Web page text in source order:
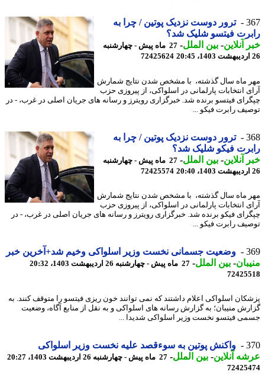
ترور دوست نزدیک پوتین / چرا به
فیتسو شلیک شد؟
آنلاین-بین الملل-
27 ماه پیش - چهارشنبه
72425624
ماه سال گذشته، با مشخص شدن نتایج شمارش
انتخابات پارلمانی در اسلواکی، از پیروزی حزب
فیتسو برنده شد. خبرگزاری رویترز و رسانه های جریان اصلی در غرب، - در
رابرت فیکو ...
ترور دوست نزدیک پوتین / چرا به
فیکو شلیک شد؟
آنلاین-بین الملل-
27 ماه پیش - چهارشنبه
72425574
ماه سال گذشته، با مشخص شدن نتایج شمارش
انتخابات پارلمانی در اسلواکی، از پیروزی حزب
فیکو برنده شد. خبرگزاری رویترز و رسانه های جریان اصلی در غرب، - در
رابرت فیکو ...
وضعیت جسمانی نخست وزیر اسلواکی وخیم شد+آخرین خبر
-بین الملل-27 ماه پیش - چهارشنبه 26 اردیبهشت 1403، 20:32
اسلواکی اعلام داشتند که نمی توانند خون ریزی فیتسو را متوقف کنند. به
منیبان؛ به گزارش رسانه های اسلواکی و به نقل از منابع آگاه، وضعیت
فیتسو نخست وزیر اسلواکی شدیدا ...
واکنش پوتین به سوءقصد علیه نخست وزیر اسلواکی
آنلاین-بین الملل-27 ماه پیش - چهارشنبه 26 اردیبهشت 1403، 20:27